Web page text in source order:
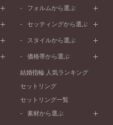
プラチナ
ピンクゴールド
ペールブラウンゴールド
フォルムから選ぶ
ストレートライン
V字ライン
セッティングから選ぶ
プレーン
セベラルメレ
ラインメレ
スタイルから選ぶ
シンプル
モード
エレガント
ゴージャス
価格帯から選ぶ
50万円～
20万円～30万円
10万円～20万円
結婚指輪 人気ランキング
セットリング
セットリング一覧
素材から選ぶ